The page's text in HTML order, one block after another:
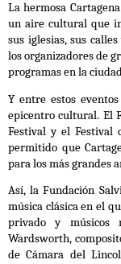
La hermosa
un aire cultural que
sus iglesias, sus
los organizadores de
programas en la
Y entre estos
epicentro cultural. El
Festival y el Festival
permitido que
para los más grandes
Así, la Fundación
música clásica en el
privado y músicos
Wardsworth,
de Cámara del